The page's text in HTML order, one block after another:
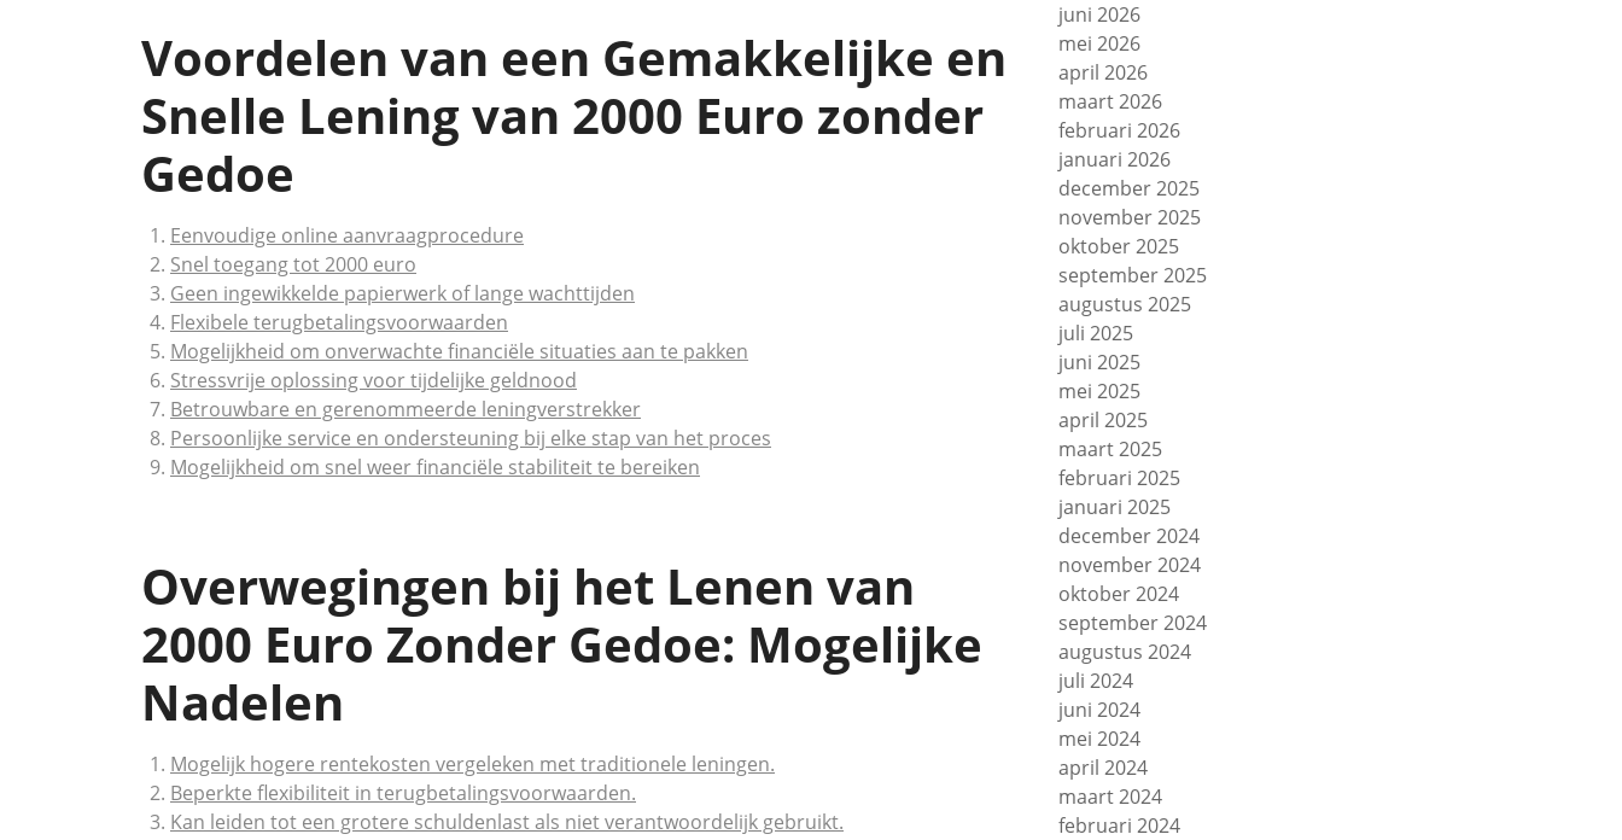
Voordelen van een Gemakkelijke en
Snelle Lening van 2000 Euro zonder
Gedoe
Eenvoudige online aanvraagprocedure
Snel toegang tot 2000 euro
Geen ingewikkelde papierwerk of lange wachttijden
Flexibele terugbetalingsvoorwaarden
Mogelijkheid om onverwachte financiële situaties aan te pakken
Stressvrije oplossing voor tijdelijke geldnood
Betrouwbare en gerenommeerde leningverstrekker
Persoonlijke service en ondersteuning bij elke stap van het proces
Mogelijkheid om snel weer financiële stabiliteit te bereiken
Overwegingen bij het Lenen van
2000 Euro Zonder Gedoe: Mogelijke
Nadelen
Mogelijk hogere rentekosten vergeleken met traditionele leningen.
Beperkte flexibiliteit in terugbetalingsvoorwaarden.
Kan leiden tot een grotere schuldenlast als niet verantwoordelijk gebruikt.
juni 2026
mei 2026
april 2026
maart 2026
februari 2026
januari 2026
december 2025
november 2025
oktober 2025
september 2025
augustus 2025
juli 2025
juni 2025
mei 2025
april 2025
maart 2025
februari 2025
januari 2025
december 2024
november 2024
oktober 2024
september 2024
augustus 2024
juli 2024
juni 2024
mei 2024
april 2024
maart 2024
februari 2024